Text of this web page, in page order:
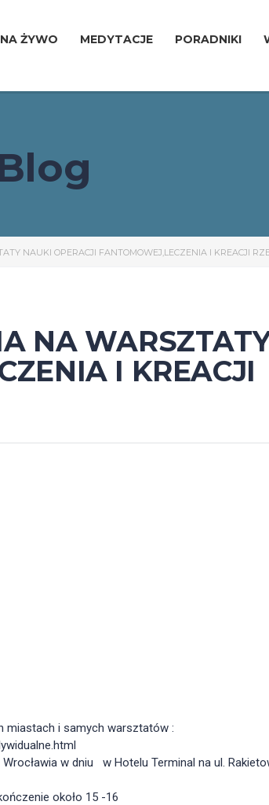
ŻYWO MEDYTACJE PORADNIKI
NAUKI OPERACJI FANTOMOWEJ,LECZENIA I KREACJI
NA
I KREACJI
miastach i samych warsztatów :
około 15 -16